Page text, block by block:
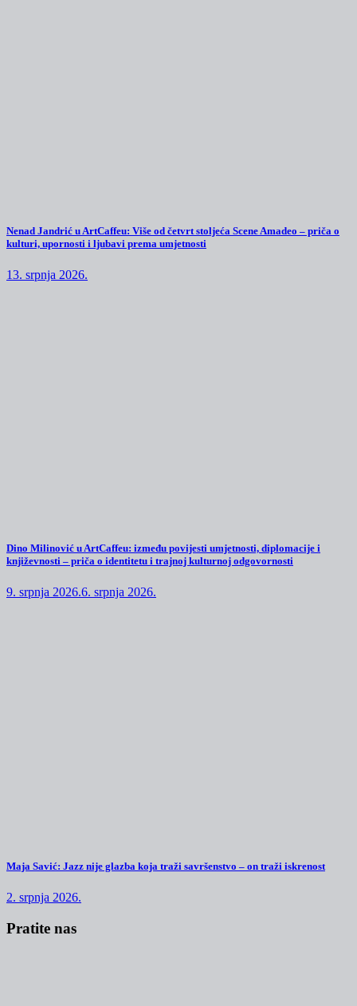
Nenad Jandrić u ArtCaffeu: Više od četvrt stoljeća Scene Amadeo – priča o
kulturi, upornosti i ljubavi prema umjetnosti
13. srpnja 2026.
Dino Milinović u ArtCaffeu: između povijesti umjetnosti, diplomacije i
književnosti – priča o identitetu i trajnoj kulturnoj odgovornosti
9. srpnja 2026.6. srpnja 2026.
Maja Savić: Jazz nije glazba koja traži savršenstvo – on traži iskrenost
2. srpnja 2026.
Pratite nas